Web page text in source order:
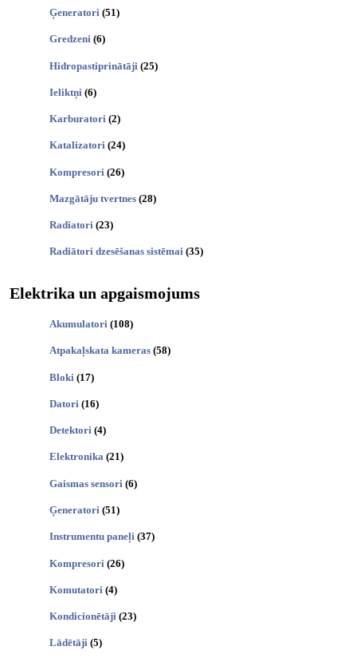
Ģeneratori (51)
Gredzeni (6)
Hidropastiprinātāji (25)
Ieliktņi (6)
Karburatori (2)
Katalizatori (24)
Kompresori (26)
Mazgātāju tvertnes (28)
Radiatori (23)
Radiātori dzesēšanas sistēmai (35)
Elektrika un apgaismojums
Akumulatori (108)
Atpakaļskata kameras (58)
Bloki (17)
Datori (16)
Detektori (4)
Elektronika (21)
Gaismas sensori (6)
Ģeneratori (51)
Instrumentu paneļi (37)
Kompresori (26)
Komutatori (4)
Kondicionētāji (23)
Lādētāji (5)